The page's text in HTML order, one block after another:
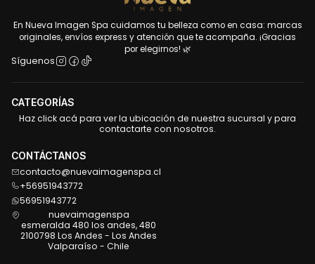
En Nueva Imagen Spa cuidamos tu belleza como en casa: marcas
originales, envíos express y atención que te acompaña. ¡Gracias
por elegirnos! 🌿
Síguenos
CATEGORÍAS
Haz click acá para ver la ubicación de nuestra sucursal y para
contactarte con nosotros.
CONTÁCTANOS
contacto@nuevaimagenspa.cl
+56951943772
56951943772
nuevaimagenspa
esmeralda 480 los andes, 480
2100798 Los Andes - Los Andes
Valparaíso - Chile